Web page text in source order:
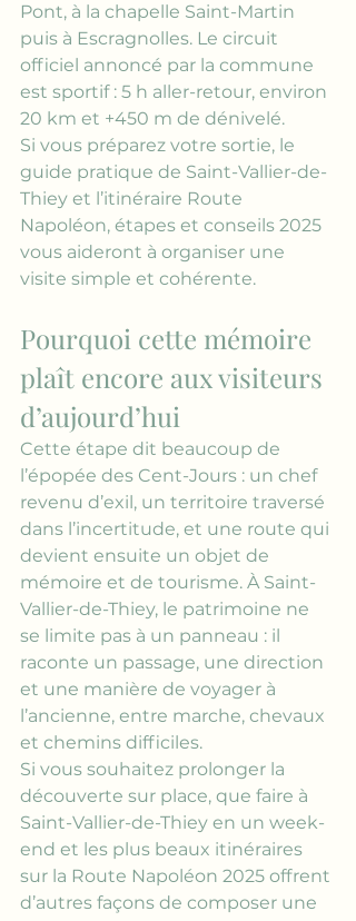
Pont, à la chapelle Saint-Martin
puis à Escragnolles. Le circuit
officiel annoncé par la commune
est sportif : 5 h aller-retour, environ
20 km et +450 m de dénivelé.
Si vous préparez votre sortie, le
guide pratique de Saint-Vallier-de-
Thiey et l’itinéraire Route
Napoléon, étapes et conseils 2025
vous aideront à organiser une
visite simple et cohérente.
Pourquoi cette mémoire
plaît encore aux visiteurs
d’aujourd’hui
Cette étape dit beaucoup de
l’épopée des Cent-Jours : un chef
revenu d’exil, un territoire traversé
dans l’incertitude, et une route qui
devient ensuite un objet de
mémoire et de tourisme. À Saint-
Vallier-de-Thiey, le patrimoine ne
se limite pas à un panneau : il
raconte un passage, une direction
et une manière de voyager à
l’ancienne, entre marche, chevaux
et chemins difficiles.
Si vous souhaitez prolonger la
découverte sur place, que faire à
Saint-Vallier-de-Thiey en un week-
end et les plus beaux itinéraires
sur la Route Napoléon 2025 offrent
d’autres façons de composer une